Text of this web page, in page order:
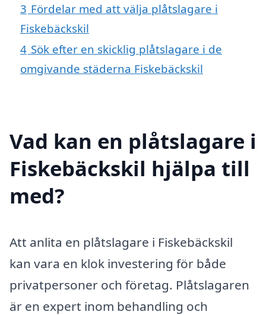
3 Fördelar med att välja plåtslagare i
Fiskebäckskil
4 Sök efter en skicklig plåtslagare i de
omgivande städerna Fiskebäckskil
Vad kan en plåtslagare i
Fiskebäckskil hjälpa till
med?
Att anlita en plåtslagare i Fiskebäckskil
kan vara en klok investering för både
privatpersoner och företag. Plåtslagaren
är en expert inom behandling och